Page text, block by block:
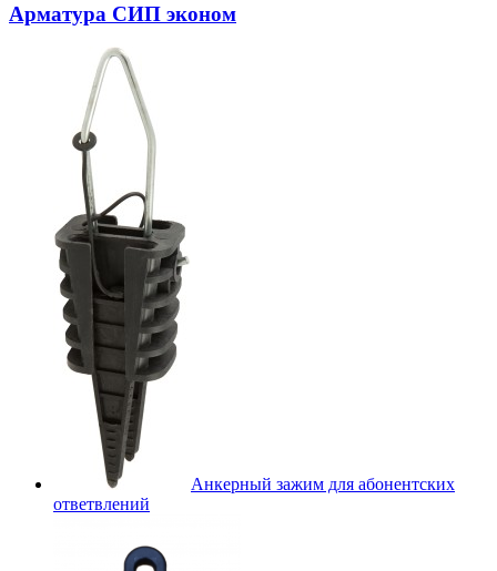
Арматура СИП эконом
Анкерный зажим для абонентских
ответвлений